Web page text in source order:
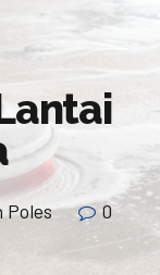
Poles 0